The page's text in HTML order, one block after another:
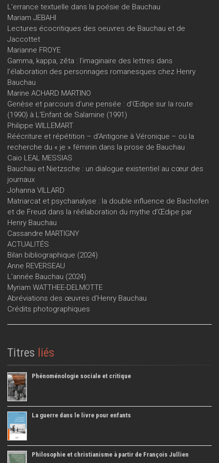
L’errance textuelle dans la poésie de Bauchau
Mariam JEBAHI
Lectures écocritiques des oeuvres de Bauchau et de
Jaccottet
Marianne FROYE
Gamma, kappa, zêta : l’imaginaire des lettres dans
l’élaboration des personnages romanesques chez Henry
Bauchau
Marine ACHARD MARTINO
Genèse et parcours d’une pensée : d’Œdipe sur la route
(1990) à L’Enfant de Salamine (1991)
Philippe WILLEMART
Réécriture et répétition – d’Antigone à Véronique – ou la
recherche du « je » féminin dans la prose de Bauchau
Caio LEAL MESSIAS
Bauchau et Nietzsche : un dialogue existentiel au cœur des
journaux
Johanna VILLARD
Matriarcat et psychanalyse : la double influence de Bachofen
et de Freud dans la réélaboration du mythe d’Œdipe par
Henry Bauchau
Cassandre MARTIGNY
ACTUALITÉS
Bilan bibliographique (2024)
Anne REVERSEAU
L’année Bauchau (2024)
Myriam WATTHEE-DELMOTTE
Abréviations des œuvres d’Henry Bauchau
Crédits photographiques
Titres liés
Phénoménologie sociale et critique
La guerre dans le livre pour enfants
Philosophie et christianisme à partir de François Jullien